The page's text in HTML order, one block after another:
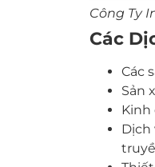
Công Ty
Các
Các
Sản
Kinh
Dịch